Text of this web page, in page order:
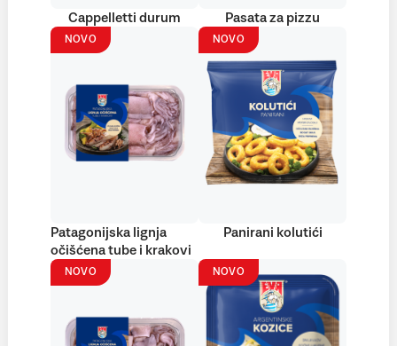
Cappelletti durum Pasata za pizzu
NOVO
Patagonijska lignja
očišćena tube i krakovi
NOVO
Panirani kolutići
NOVO NOVO